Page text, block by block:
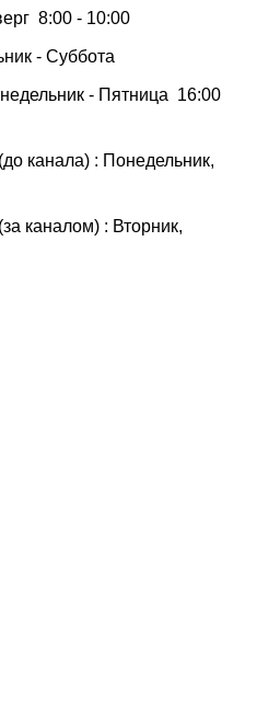
8:00 - 10:00
- Суббота
- Пятница 16:00
канала) : Понедельник,
каналом) : Вторник,